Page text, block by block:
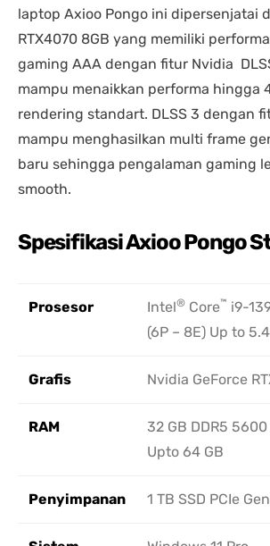
laptop Axioo Pongo ini dipersenjatai
RTX4070 8GB yang memiliki
gaming AAA dengan fitur Nvidia
mampu menaikkan performa hingga
rendering standart. DLSS 3 dengan
mampu menghasilkan multi frame
baru sehingga pengalaman gaming
smooth.
Spesifikasi Axioo Pongo
Prosesor Intel® Core™ i9-
(6P – 8E) Up to
Grafis Nvidia GeForce
RAM
32 GB DDR5
Upto 64 GB
Penyimpanan 1 TB SSD PCIe